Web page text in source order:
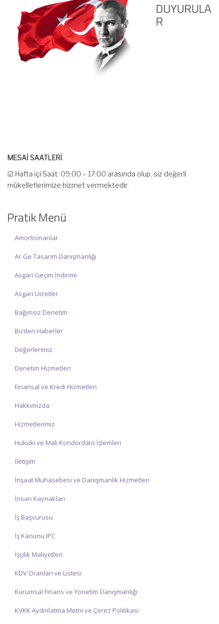
DUYURULA
R
MESAİ SAATLERİ
☑ Hafta içi Saat: 09:00 – 17:00 arasında olup, siz değerli
mükelleflerimize hizmet vermektedir.
teşekkür ederiz.
Pratik Menü
Amortismanlar
Ar-Ge Tasarım Danışmanlığı
Asgari Geçim İndirimi
Asgari Ücretler
Bağımsız Denetim
Bizden Haberler
Değerlerimiz
Denetim Hizmetleri
Finansal ve Kredi Hizmetleri
Hakkımızda
Hizmetlerimiz
Hukuki ve Mali Kondordato İşlemleri
İletişim
İnşaat Muhasebesi ve Danışmanlık Hizmetleri
İnsan Kaynakları
İş Başvurusu
İş Kanunu IPC
İşçilik Maliyetleri
KDV Oranları ve Listesi
Kurumsal Finans ve Yönetim Danışmanlığı
KVKK Aydınlatma Metni ve Çerez Politikası